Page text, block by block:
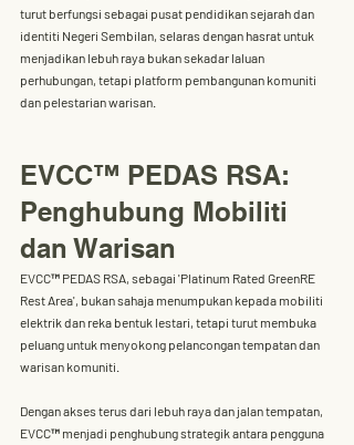
turut berfungsi sebagai pusat pendidikan sejarah dan
identiti Negeri Sembilan, selaras dengan hasrat untuk
menjadikan lebuh raya bukan sekadar laluan
perhubungan, tetapi platform pembangunan komuniti
dan pelestarian warisan.
EVCC™ PEDAS RSA:
Penghubung Mobiliti
dan Warisan
EVCC™ PEDAS RSA, sebagai 'Platinum Rated GreenRE
Rest Area', bukan sahaja menumpukan kepada mobiliti
elektrik dan reka bentuk lestari, tetapi turut membuka
peluang untuk menyokong pelancongan tempatan dan
warisan komuniti.
Dengan akses terus dari lebuh raya dan jalan tempatan,
EVCC™ menjadi penghubung strategik antara pengguna